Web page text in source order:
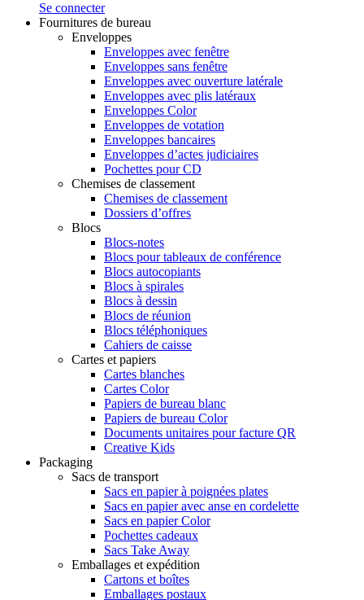
Se connecter
Fournitures de bureau
Enveloppes
Enveloppes avec fenêtre
Enveloppes sans fenêtre
Enveloppes avec ouverture latérale
Enveloppes avec plis latéraux
Enveloppes Color
Enveloppes de votation
Enveloppes bancaires
Enveloppes d’actes judiciaires
Pochettes pour CD
Chemises de classement
Chemises de classement
Dossiers d’offres
Blocs
Blocs-notes
Blocs pour tableaux de conférence
Blocs autocopiants
Blocs à spirales
Blocs à dessin
Blocs de réunion
Blocs téléphoniques
Cahiers de caisse
Cartes et papiers
Cartes blanches
Cartes Color
Papiers de bureau blanc
Papiers de bureau Color
Documents unitaires pour facture QR
Creative Kids
Packaging
Sacs de transport
Sacs en papier à poignées plates
Sacs en papier avec anse en cordelette
Sacs en papier Color
Pochettes cadeaux
Sacs Take Away
Emballages et expédition
Cartons et boîtes
Emballages postaux